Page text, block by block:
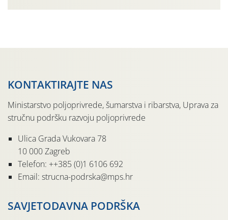
KONTAKTIRAJTE NAS
Ministarstvo poljoprivrede, šumarstva i ribarstva, Uprava za
stručnu podršku razvoju poljoprivrede
Ulica Grada Vukovara 78
10 000 Zagreb
Telefon: ++385 (0)1 6106 692
Email: strucna-podrska@mps.hr
SAVJETODAVNA PODRŠKA